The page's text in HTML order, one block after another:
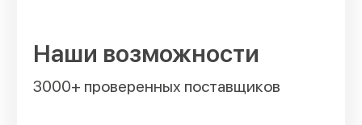
Наши возможности
3000+ проверенных поставщиков